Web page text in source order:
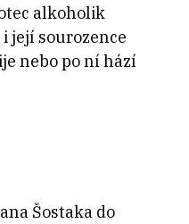
alkoholik
její sourozence
nebo po ní hází
Šostaka do